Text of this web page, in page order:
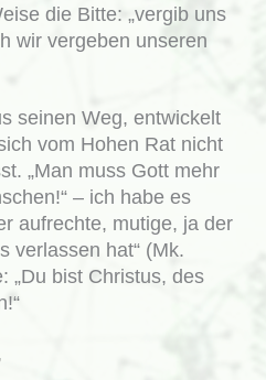
die Bitte: „vergib uns
wir vergeben unseren
seinen Weg, entwickelt
vom Hohen Rat nicht
„Man muss Gott mehr
– ich habe es
aufrechte, mutige, ja der
verlassen hat“ (Mk.
„Du bist Christus, des